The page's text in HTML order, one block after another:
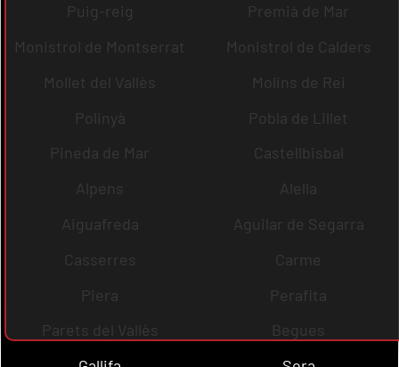
Puig-reig
Premià de Mar
Monistrol de Montserrat
Monistrol de Calders
Mollet del Vallès
Molins de Rei
Polinyà
Pobla de Lillet
Pineda de Mar
Castellbisbal
Alpens
Alella
Aiguafreda
Aguilar de Segarra
Casserres
Carme
Piera
Perafita
Parets del Vallès
Begues